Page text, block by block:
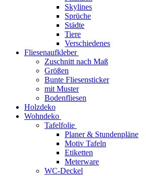
Skylines
Sprüche
Städte
Tiere
Verschiedenes
Fliesenaufkleber
Zuschnitt nach Maß
Größen
Bunte Fliesensticker
mit Muster
Bodenfliesen
Holzdeko
Wohndeko
Tafelfolie
Planer & Stundenpläne
Motiv Tafeln
Etiketten
Meterware
WC-Deckel